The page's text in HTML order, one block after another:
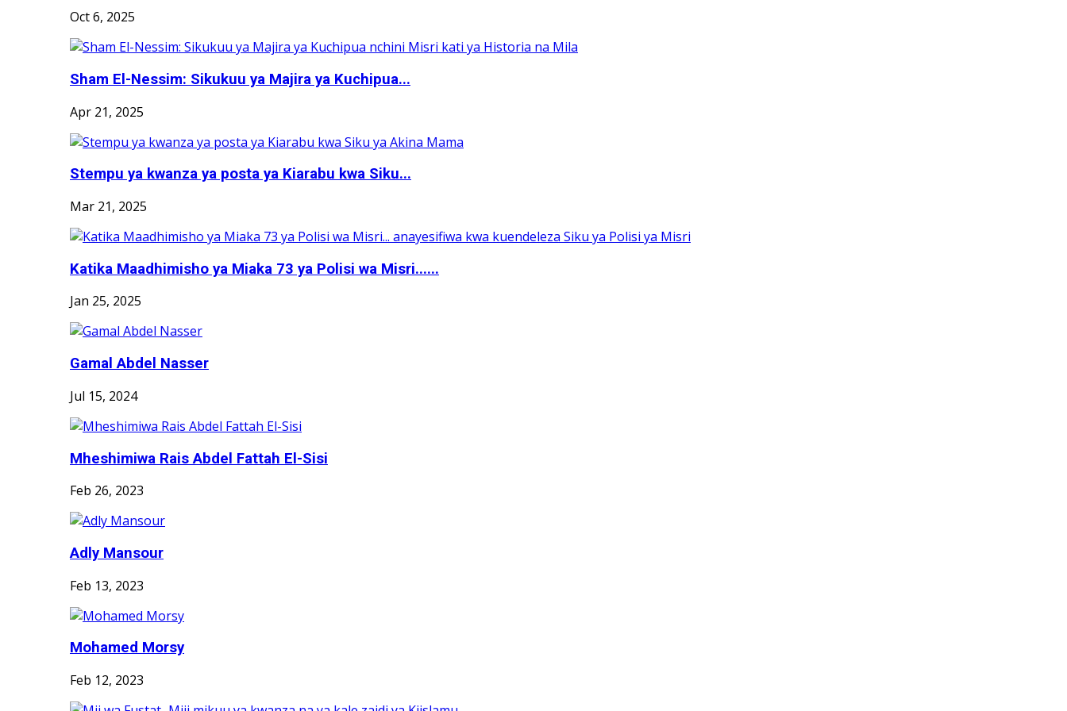
Oct 6, 2025
Sham El-Nessim: Sikukuu ya Majira ya Kuchipua...
Apr 21, 2025
Stempu ya kwanza ya posta ya Kiarabu kwa Siku...
Mar 21, 2025
Katika Maadhimisho ya Miaka 73 ya Polisi wa Misri......
Jan 25, 2025
Gamal Abdel Nasser
Jul 15, 2024
Mheshimiwa Rais Abdel Fattah El-Sisi
Feb 26, 2023
Adly Mansour
Feb 13, 2023
Mohamed Morsy
Feb 12, 2023